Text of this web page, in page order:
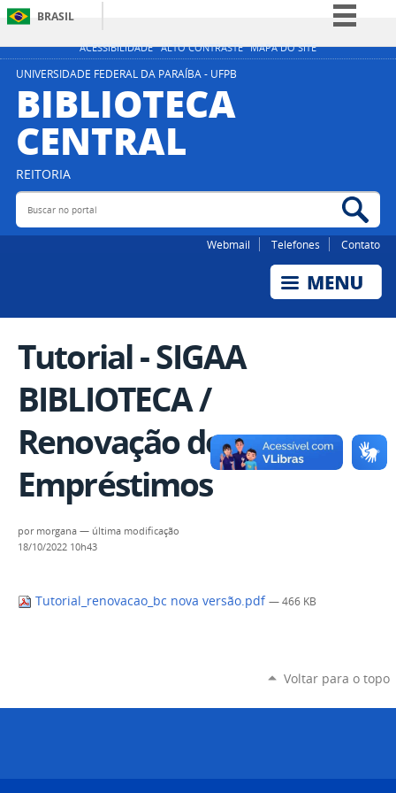
ACESSIBILIDADE ALTO CONTRASTE MAPA DO SITE
BRASIL
Simplifique!
UNIVERSIDADE FEDERAL DA PARAÍBA - UFPB
BIBLIOTECA
CENTRAL
REITORIA
Buscar no portal
Webmail Telefones Contato
Tutorial - SIGAA
BIBLIOTECA /
Renovação de
Empréstimos
por morgana — última modificação
18/10/2022 10h43
Tutorial_renovacao_bc nova versão.pdf — 466 KB
Voltar para o topo